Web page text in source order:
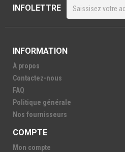
INFOLETTRE
INFORMATION
À propos
Contactez-nous
FAQ
Politique générale
Nos fournisseurs
COMPTE
Mon compte